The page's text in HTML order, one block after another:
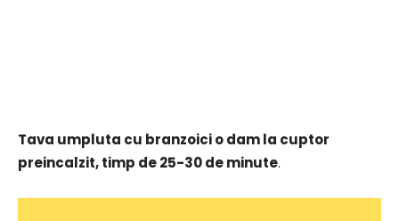
Tava umpluta cu branzoici o dam la cuptor
preincalzit, timp de 25-30 de minute.